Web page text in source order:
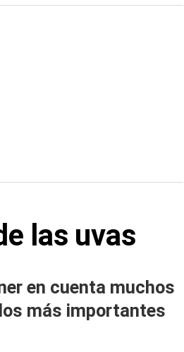
las uvas
en cuenta muchos
más importantes